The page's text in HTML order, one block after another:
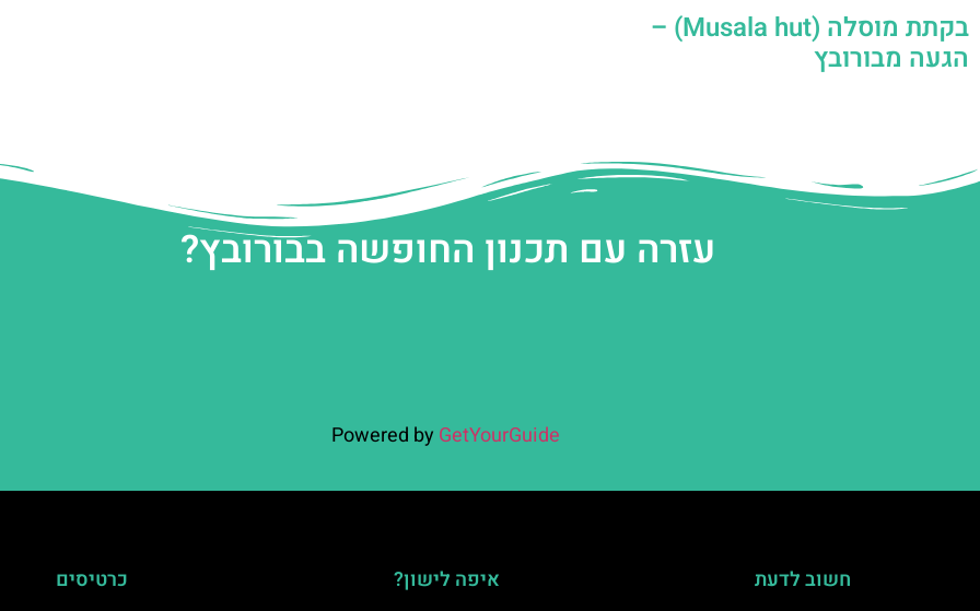
בקתת מוסלה (Musala hut) –
הגעה מבורובץ
עזרה עם תכנון החופשה בבורובץ?
Powered by GetYourGuide
חשוב לדעת
איפה לישון?
כרטיסים